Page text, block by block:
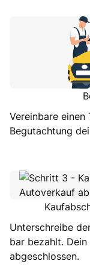
Vereinbare einen
Begutachtung
Unterschreibe
bar bezahlt. Dein
abgeschlossen.